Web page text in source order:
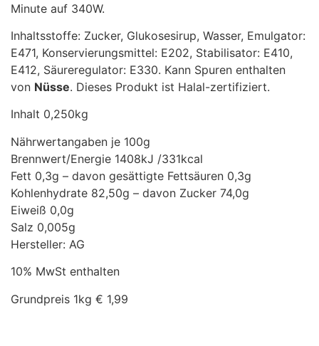
Minute auf 340W.
Inhaltsstoffe: Zucker, Glukosesirup, Wasser, Emulgator:
E471, Konservierungsmittel: E202, Stabilisator: E410,
E412, Säureregulator: E330. Kann Spuren enthalten
von Nüsse. Dieses Produkt ist Halal-zertifiziert.
Inhalt 0,250kg
Nährwertangaben je 100g
Brennwert/Energie 1408kJ /331kcal
Fett 0,3g – davon gesättigte Fettsäuren 0,3g
Kohlenhydrate 82,50g – davon Zucker 74,0g
Eiweiß 0,0g
Salz 0,005g
Hersteller: AG
10% MwSt enthalten
Grundpreis 1kg € 1,99